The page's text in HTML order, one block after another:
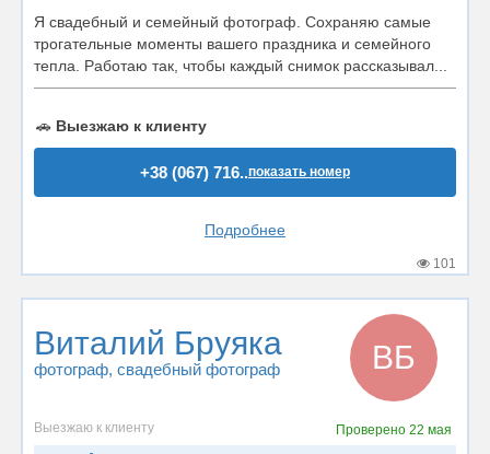
Я свадебный и семейный фотограф. Сохраняю самые
трогательные моменты вашего праздника и семейного
тепла. Работаю так, чтобы каждый снимок рассказывал...
🚗 Выезжаю к клиенту
+38 (067) 716..показать номер
Подробнее
101
Виталий Бруяка
фотограф, свадебный фотограф ВБ
Выезжаю к клиенту Проверено22 мая